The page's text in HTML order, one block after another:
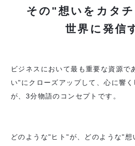
その"想いをカタチ
世界に発信
ビジネスにおいて最も重要な資源で
い"にクローズアップして、心に響
が、3分物語のコンセプトです。
どのような"ヒト"が、どのような"想